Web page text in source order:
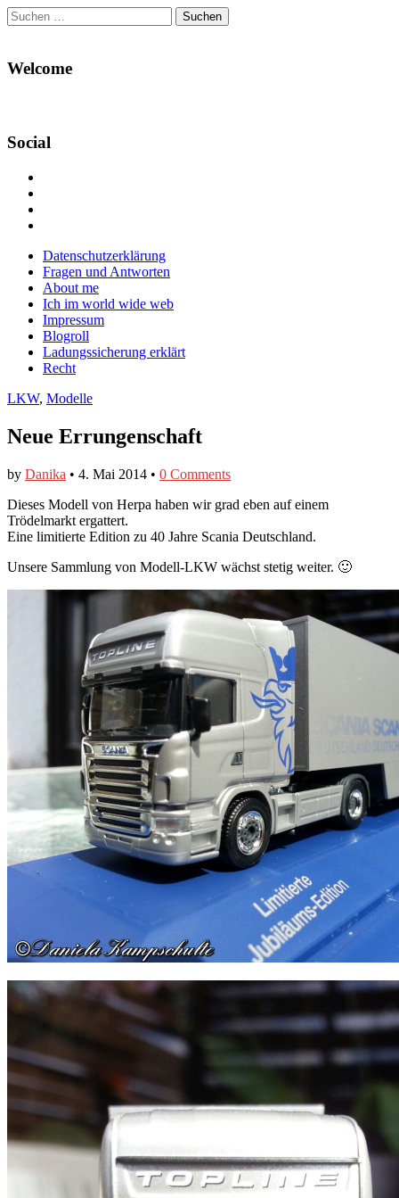
Suchen
nach:
Welcome
Social
Facebook
anzeigen
Twitter
anzeigen
auf
Instagram
anzeigen
Main
menu
Skip
content
Datenschutzerklärung
Fragen und Antworten
About me
Ich im world wide web
Impressum
Blogroll
Ladungssicherung erklärt
Recht
LKW, Modelle
Neue Errungenschaft
by Danika • 4. Mai 2014 • 0 Comments
Dieses Modell von Herpa haben wir grad eben auf einem
Trödelmarkt ergattert.
Eine limitierte Edition zu 40 Jahre Scania Deutschland.
Unsere Sammlung von Modell-LKW wächst stetig weiter. 🙂